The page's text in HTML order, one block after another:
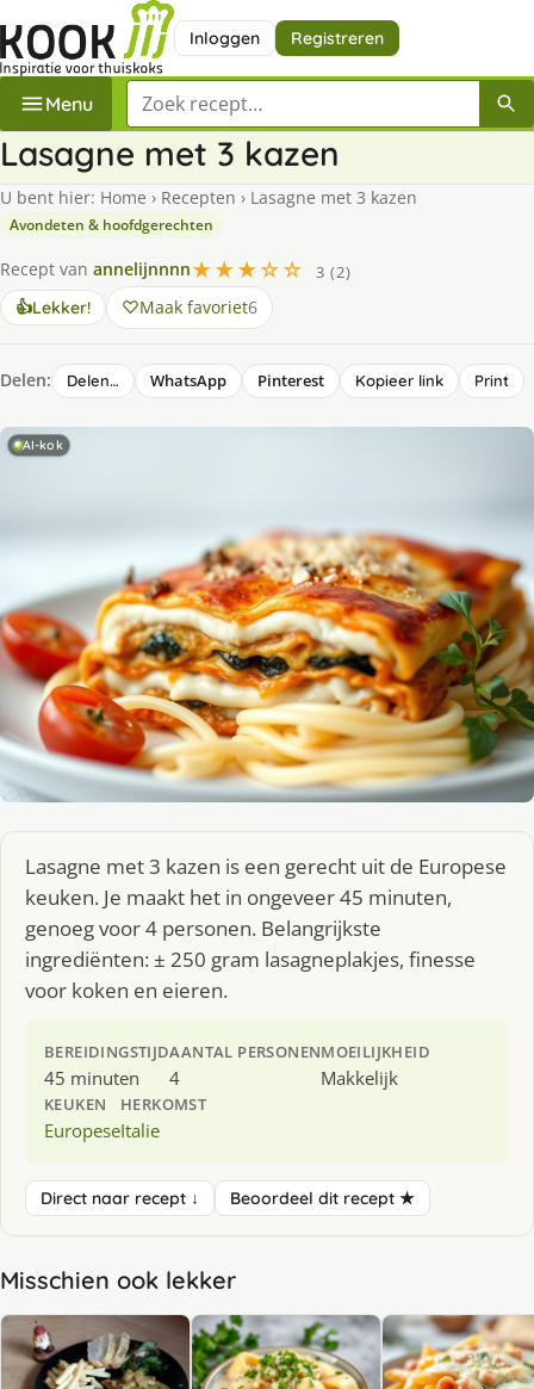
Inloggen Registreren
Menu Zoek een recept
Lasagne met 3 kazen
U bent hier: Home › Recepten › Lasagne met 3 kazen
Avondeten & hoofdgerechten
Recept van annelijnnnn★★★☆☆
3 (2)
👍Lekker! Maak favoriet6
Delen: Delen… WhatsApp Pinterest Kopieer link Print
AI-kok
Lasagne met 3 kazen is een gerecht uit de Europese
keuken. Je maakt het in ongeveer 45 minuten,
genoeg voor 4 personen. Belangrijkste
ingrediënten: ± 250 gram lasagneplakjes, finesse
voor koken en eieren.
BEREIDINGSTIJD
45 minuten
AANTAL PERSONEN
4
MOEILIJKHEID
Makkelijk
KEUKEN
Europese
HERKOMST
Italie
Direct naar recept ↓ Beoordeel dit recept ★
Misschien ook lekker